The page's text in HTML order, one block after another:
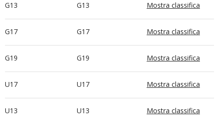
G13 G13 Mostra classifica
G17 G17 Mostra classifica
G19 G19 Mostra classifica
U17 U17 Mostra classifica
U13 U13 Mostra classifica